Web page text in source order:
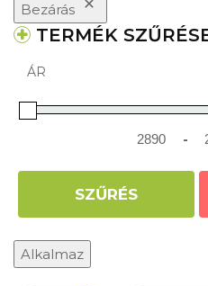
Bezárás
TERMÉK
ÁR
-
SZŰRÉS
Alkalmaz